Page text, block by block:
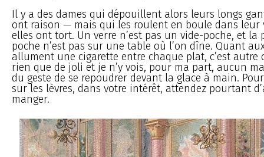
Il y a des dames qui dépouillent alors leurs longs
ont raison — mais qui les roulent en boule dans leur
elles ont tort. Un verre n’est pas un vide-poche, et la
poche n’est pas sur une table où l’on dîne. Quant
allument une cigarette entre chaque plat, c’est autre
rien que de joli et je n’y vois, pour ma part, aucun
du geste de se repoudrer devant la glace à main.
sur les lèvres, dans votre intérêt, attendez pourtant
manger.